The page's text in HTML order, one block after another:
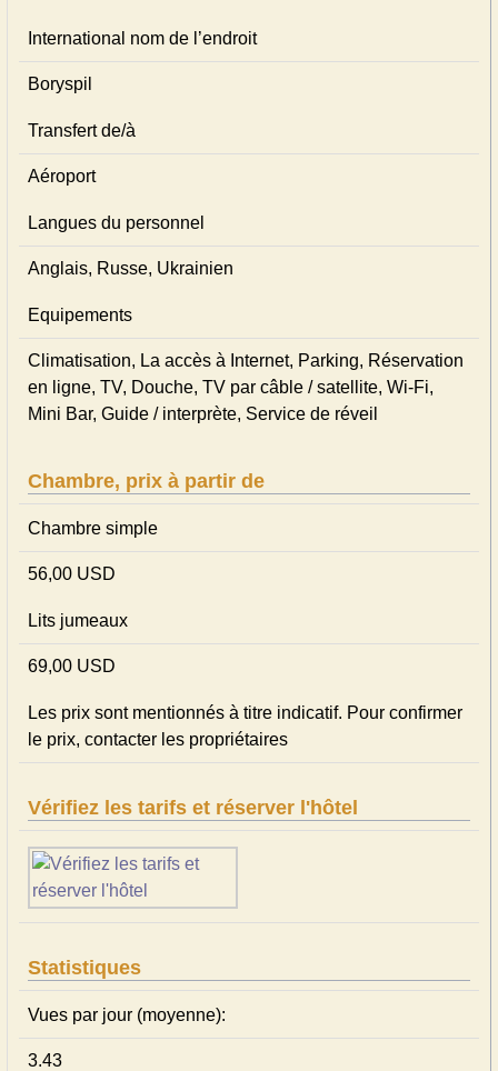
International nom de l’endroit
Boryspil
Transfert de/à
Aéroport
Langues du personnel
Anglais, Russe, Ukrainien
Equipements
Climatisation, La accès à Internet, Parking, Réservation
en ligne, TV, Douche, TV par câble / satellite, Wi-Fi,
Mini Bar, Guide / interprète, Service de réveil
Chambre, prix à partir de
Chambre simple
56,00 USD
Lits jumeaux
69,00 USD
Les prix sont mentionnés à titre indicatif. Pour confirmer
le prix, contacter les propriétaires
Vérifiez les tarifs et réserver l'hôtel
Statistiques
Vues par jour (moyenne):
3.43